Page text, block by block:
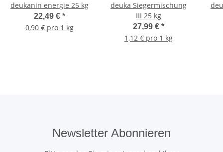
deukanin energie 25 kg
22,49 € *
0,90 € pro 1 kg
deuka Siegermischung
III 25 kg
27,99 € *
1,12 € pro 1 kg
Newsletter Abonnieren